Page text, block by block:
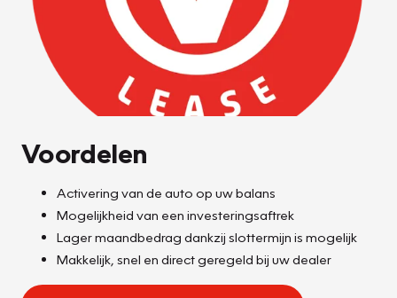
Voordelen
Activering van de auto op uw balans
Mogelijkheid van een investeringsaftrek
Lager maandbedrag dankzij slottermijn is mogelijk
Makkelijk, snel en direct geregeld bij uw dealer